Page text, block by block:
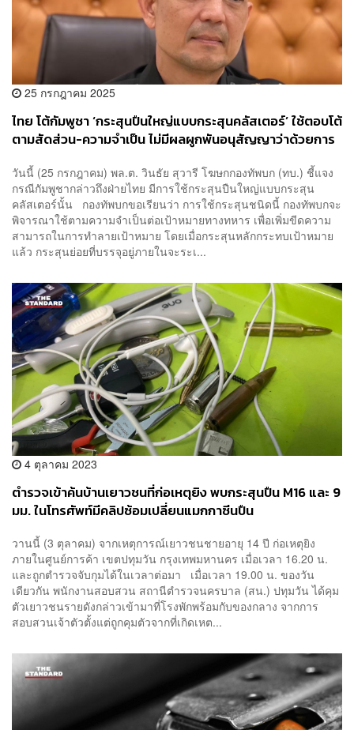
25 กรกฎาคม 2025
ไทย โต้กัมพูชา ‘กระสุนปืนใหญ่แบบกระสุนคลัสเตอร์’ ใช้ตอบโต้
ตามสัดส่วน-ความจำเป็น ไม่มีผลผูกพันอนุสัญญาว่าด้วยการ
วันนี้ (25 กรกฎาคม) พล.ต. วินธัย สุวารี โฆษกกองทัพบก (ทบ.) ชี้แจง
กรณีกัมพูชากล่าวถึงฝ่ายไทย มีการใช้กระสุนปืนใหญ่แบบกระสุน
คลัสเตอร์นั้น กองทัพบกขอเรียนว่า การใช้กระสุนชนิดนี้ กองทัพบกจะ
พิจารณาใช้ตามความจำเป็นต่อเป้าหมายทางทหาร เพื่อเพิ่มขีดความ
สามารถในการทำลายเป้าหมาย โดยเมื่อกระสุนหลักกระทบเป้าหมาย
แล้ว กระสุนย่อยที่บรรจุอยู่ภายในจะระเ...
4 ตุลาคม 2023
ตำรวจเข้าค้นบ้านเยาวชนที่ก่อเหตุยิง พบกระสุนปืน M16 และ 9
มม. ในโทรศัพท์มีคลิปซ้อมเปลี่ยนแมกกาซีนปืน
วานนี้ (3 ตุลาคม) จากเหตุการณ์เยาวชนชายอายุ 14 ปี ก่อเหตุยิง
ภายในศูนย์การค้า เขตปทุมวัน กรุงเทพมหานคร เมื่อเวลา 16.20 น.
และถูกตำรวจจับกุมได้ในเวลาต่อมา เมื่อเวลา 19.00 น. ของวัน
เดียวกัน พนักงานสอบสวน สถานีตำรวจนครบาล (สน.) ปทุมวัน ได้คุม
ตัวเยาวชนรายดังกล่าวเข้ามาที่โรงพักพร้อมกับของกลาง จากการ
สอบสวนเจ้าตัวตั้งแต่ถูกคุมตัวจากที่เกิดเหต...